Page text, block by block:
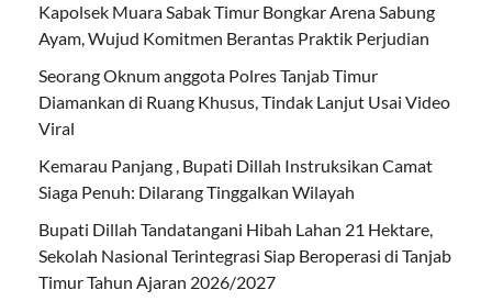
Kapolsek Muara Sabak Timur Bongkar Arena Sabung
Ayam, Wujud Komitmen Berantas Praktik Perjudian
Seorang Oknum anggota Polres Tanjab Timur
Diamankan di Ruang Khusus, Tindak Lanjut Usai Video
Viral
Kemarau Panjang , Bupati Dillah Instruksikan Camat
Siaga Penuh: Dilarang Tinggalkan Wilayah
Bupati Dillah Tandatangani Hibah Lahan 21 Hektare,
Sekolah Nasional Terintegrasi Siap Beroperasi di Tanjab
Timur Tahun Ajaran 2026/2027